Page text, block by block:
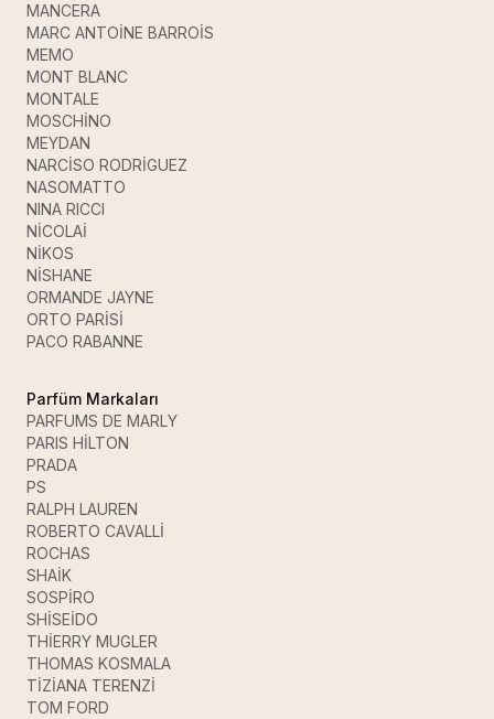
MANCERA
MARC ANTOİNE BARROİS
MEMO
MONT BLANC
MONTALE
MOSCHİNO
MEYDAN
NARCİSO RODRİGUEZ
NASOMATTO
NINA RICCI
NİCOLAİ
NİKOS
NİSHANE
ORMANDE JAYNE
ORTO PARİSİ
PACO RABANNE
Parfüm Markaları
PARFUMS DE MARLY
PARIS HİLTON
PRADA
PS
RALPH LAUREN
ROBERTO CAVALLİ
ROCHAS
SHAİK
SOSPİRO
SHİSEİDO
THİERRY MUGLER
THOMAS KOSMALA
TİZİANA TERENZİ
TOM FORD